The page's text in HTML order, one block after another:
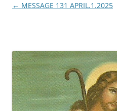
Navegación
← MESSAGE 131 APRIL.1.2025